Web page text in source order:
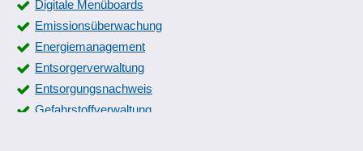
Digitale Menüboards
Emissionsüberwachung
Energiemanagement
Entsorgerverwaltung
Entsorgungsnachweis
Gefahrstoffverwaltung